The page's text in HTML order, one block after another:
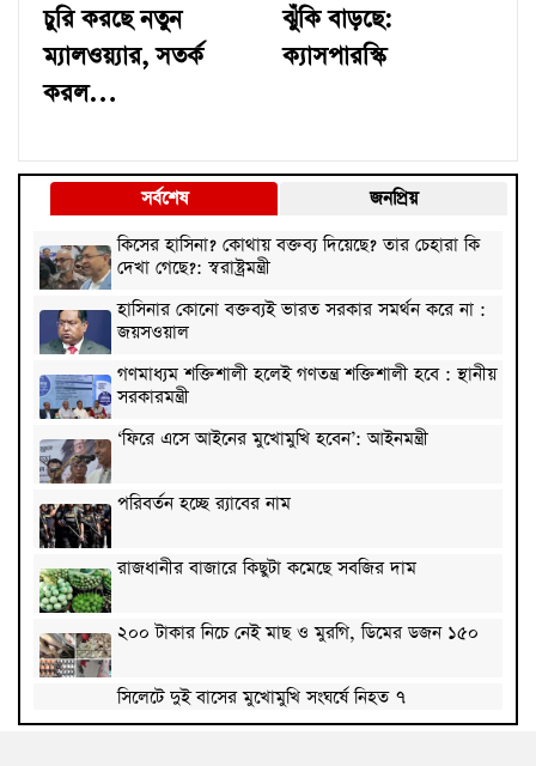
চুরি করছে নতুন
ম্যালওয়্যার, সতর্ক
করল…
ঝুঁকি বাড়ছে:
ক্যাসপারস্কি
সর্বশেষ
জনপ্রিয়
কিসের হাসিনা? কোথায় বক্তব্য দিয়েছে? তার চেহারা কি
দেখা গেছে?: স্বরাষ্ট্রমন্ত্রী
হাসিনার কোনো বক্তব্যই ভারত সরকার সমর্থন করে না :
জয়সওয়াল
গণমাধ্যম শক্তিশালী হলেই গণতন্ত্র শক্তিশালী হবে : স্থানীয়
সরকারমন্ত্রী
‘ফিরে এসে আইনের মুখোমুখি হবেন’: আইনমন্ত্রী
পরিবর্তন হচ্ছে র‌্যাবের নাম
রাজধানীর বাজারে কিছুটা কমেছে সবজির দাম
২০০ টাকার নিচে নেই মাছ ও মুরগি, ডিমের ডজন ১৫০
সিলেটে দুই বাসের মুখোমুখি সংঘর্ষে নিহত ৭